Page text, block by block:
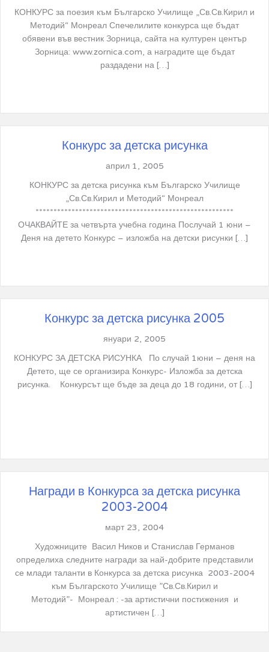
КОНКУРС за поезия към Българско Училище „Св.Св.Кирил и
Методий“ Монреал Спечелилите конкурса ще бъдат
обявени във вестник Зорница, сайта на културен център
Зорница: www.zornica.com, а наградите ще бъдат
раздадени на […]
Конкурс за детска рисунка
април 1, 2005
КОНКУРС за детска рисунка към Българско Училище
„Св.Св.Кирил и Методий“ Монреал
*******************************************************
ОЧАКВАЙТЕ за четвърта учебна година Послучай 1 юни –
Деня на детето Конкурс – изложба на детски рисунки […]
Конкурс за детска рисунка 2005
януари 2, 2005
КОНКУРС ЗА ДЕТСКА РИСУНКА По случай 1юни – деня на
Детето, ще се организира Конкурс- Изложба за детска
рисунка. Конкурсът ще бъде за деца до 18 години, от […]
Награди в Конкурса за детска рисунка
2003-2004
март 23, 2004
Художниците Васил Ников и Станислав Германов
определиха следните награди за най-добрите представили
се млади таланти в Конкурса за детска рисунка 2003-2004
към Българското Училище ”Св.Св.Кирил и
Методий”- Монреал : -за артистични постижения и
артистичен […]